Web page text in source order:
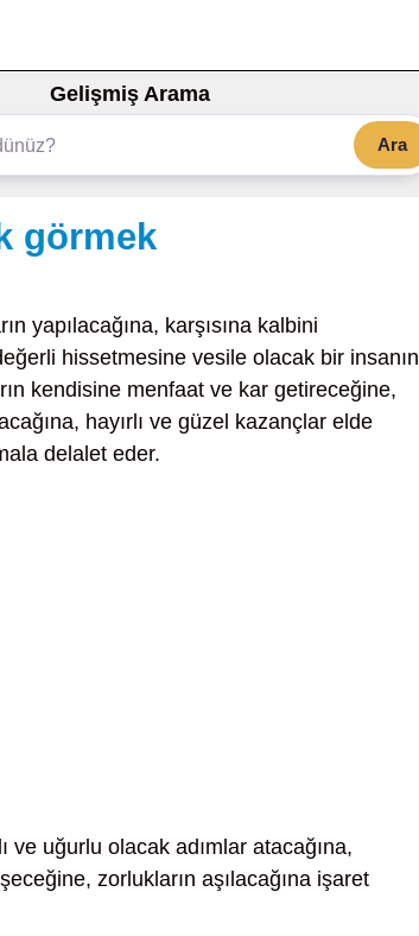
Gelişmiş Arama
Ara
görmek
yapılacağına, karşısına kalbini
hissetmesine vesile olacak bir insanın
kendisine menfaat ve kar getireceğine,
hayırlı ve güzel kazançlar elde
delalet eder.
ve uğurlu olacak adımlar atacağına,
zorlukların aşılacağına işaret